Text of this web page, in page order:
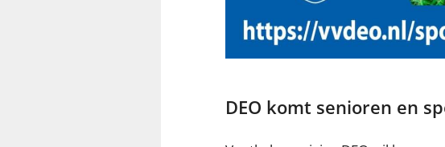
DEO komt senioren en